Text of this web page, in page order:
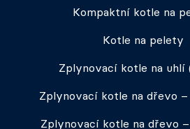
Kompaktní kotle na
Kotle na pelety
Zplynovací kotle na uhlí
Zplynovací kotle na dřevo
Zplynovací kotle na dřevo